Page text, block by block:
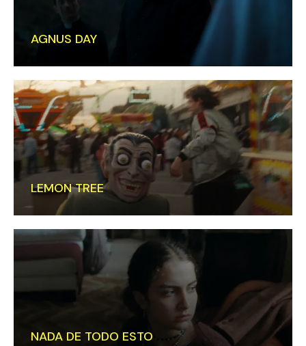
AGNUS DAY
LEMON TREE
NADA DE TODO ESTO